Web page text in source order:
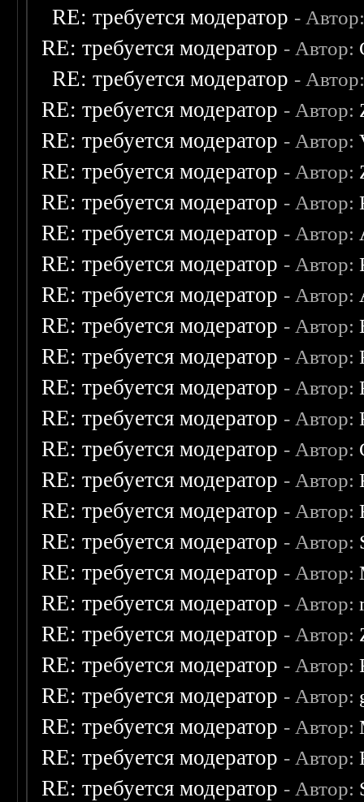
RE: требуется модератор -
RE: требуется модератор - Автор:
RE: требуется модератор -
RE: требуется модератор - Автор:
RE: требуется модератор - Автор:
RE: требуется модератор - Автор:
RE: требуется модератор - Автор:
RE: требуется модератор - Автор:
RE: требуется модератор - Автор:
RE: требуется модератор - Автор:
RE: требуется модератор - Автор:
RE: требуется модератор - Автор:
RE: требуется модератор - Автор:
RE: требуется модератор - Автор:
RE: требуется модератор - Автор:
RE: требуется модератор - Автор:
RE: требуется модератор - Автор:
RE: требуется модератор - Автор:
RE: требуется модератор - Автор:
RE: требуется модератор - Автор:
RE: требуется модератор - Автор:
RE: требуется модератор - Автор:
RE: требуется модератор - Автор:
RE: требуется модератор - Автор:
RE: требуется модератор - Автор:
RE: требуется модератор - Автор: